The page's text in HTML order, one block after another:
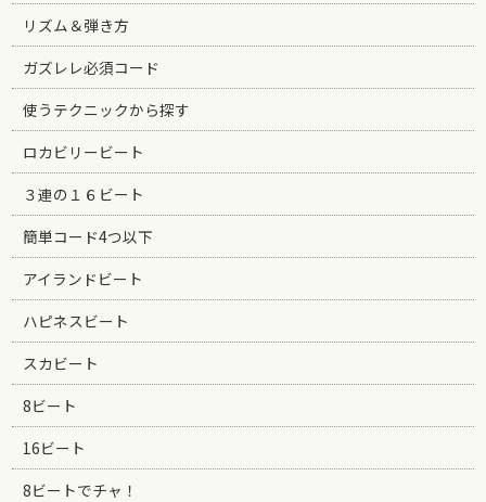
リズム＆弾き方
ガズレレ必須コード
使うテクニックから探す
ロカビリービート
３連の１６ビート
簡単コード4つ以下
アイランドビート
ハピネスビート
スカビート
8ビート
16ビート
8ビートでチャ！